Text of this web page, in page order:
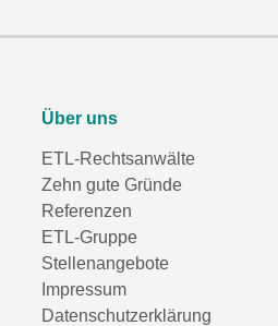
Über uns
ETL-Rechtsanwälte
Zehn gute Gründe
Referenzen
ETL-Gruppe
Stellenangebote
Impressum
Datenschutzerklärung